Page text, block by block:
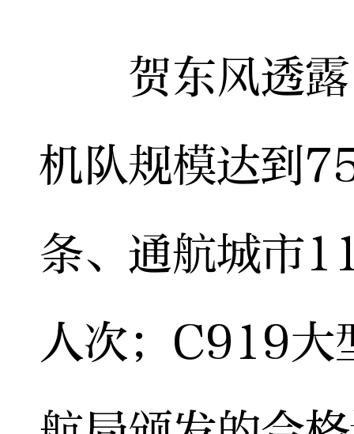
贺东风透露
机队规模达到
条、通航城市
人次；C919大